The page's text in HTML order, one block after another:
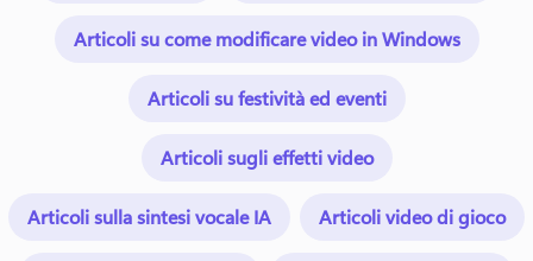
Articoli su come modificare video in Windows
Articoli su festività ed eventi
Articoli sugli effetti video
Articoli sulla sintesi vocale IA Articoli video di gioco